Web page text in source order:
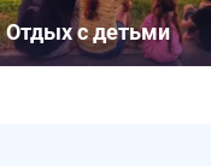
Отдых с детьми